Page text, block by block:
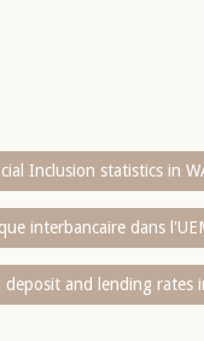
Inclusion statistics in
interbancaire dans
deposit and lending rates